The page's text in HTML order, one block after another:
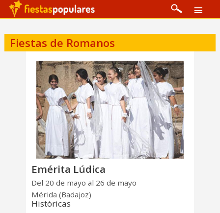
Fiestas de Romanos
Emérita Lúdica
Del 20 de mayo al 26 de mayo
Mérida (Badajoz)
Históricas